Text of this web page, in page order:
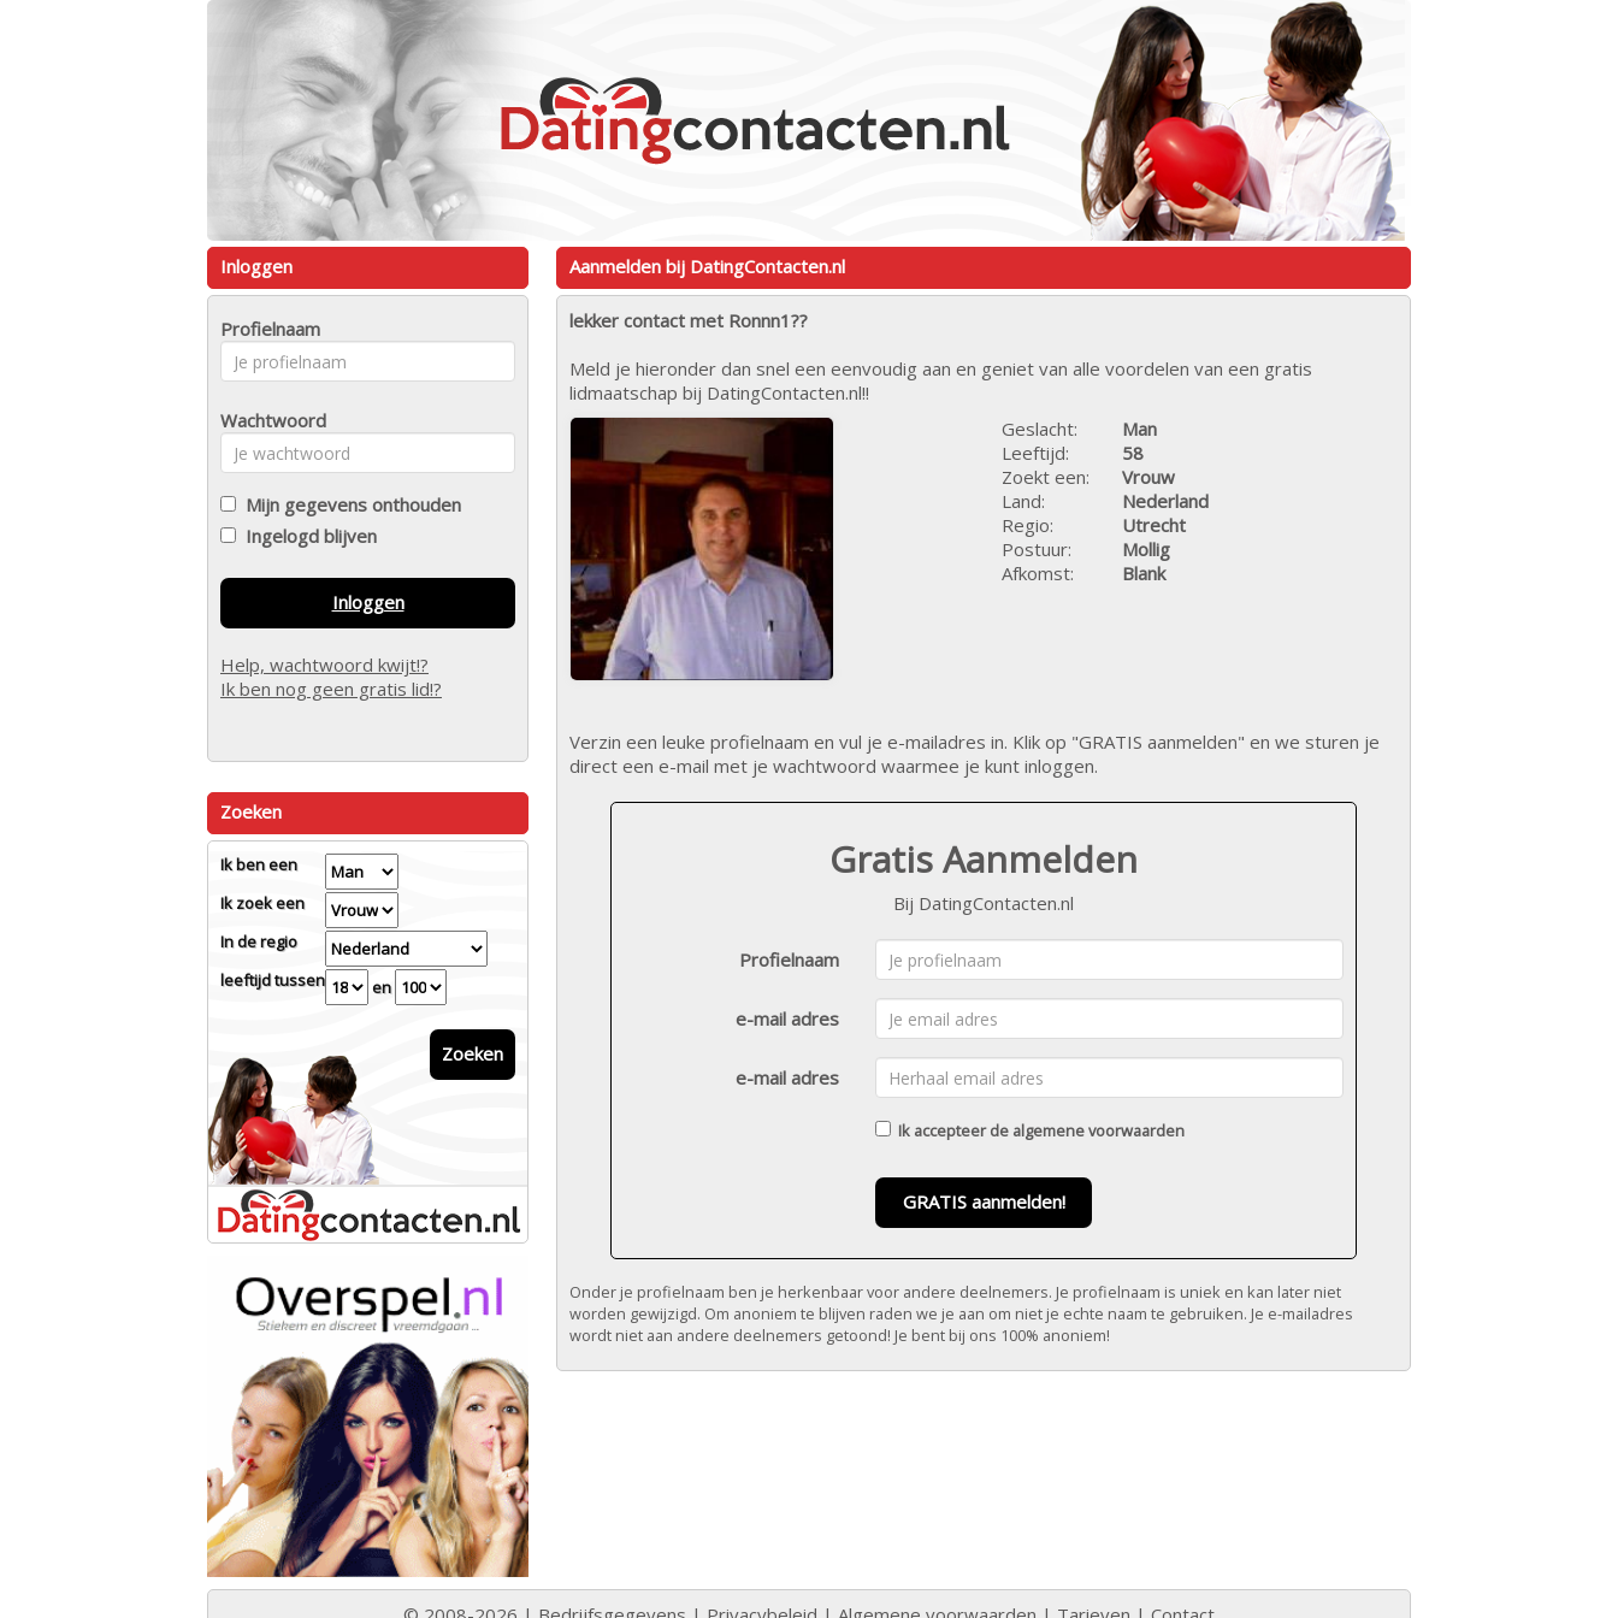
Aanmelden bij DatingContacten.nl
lekker contact met Ronnn1??
Meld je hieronder dan snel een eenvoudig aan en geniet van alle voordelen van een gratis
lidmaatschap bij DatingContacten.nl!!
Geslacht:
Man
Leeftijd:
58
Zoekt een:
Vrouw
Land:
Nederland
Regio:
Utrecht
Postuur:
Mollig
Afkomst:
Blank
Verzin een leuke profielnaam en vul je e-mailadres in. Klik op "GRATIS aanmelden" en we sturen je
direct een e-mail met je wachtwoord waarmee je kunt inloggen.
Gratis Aanmelden
Bij DatingContacten.nl
Profielnaam
e-mail adres
e-mail adres
Ik accepteer de algemene voorwaarden
GRATIS aanmelden!
Onder je profielnaam ben je herkenbaar voor andere deelnemers. Je profielnaam is uniek en kan later niet
worden gewijzigd. Om anoniem te blijven raden we je aan om niet je echte naam te gebruiken. Je e-mailadres
wordt niet aan andere deelnemers getoond! Je bent bij ons 100% anoniem!
Inloggen
Profielnaam
Wachtwoord
Mijn gegevens onthouden
Ingelogd blijven
Inloggen
Help, wachtwoord kwijt!?
Ik ben nog geen gratis lid!?
Zoeken
Ik ben een
Ik zoek een
In de regio
leeftijd tussen
en
Zoeken